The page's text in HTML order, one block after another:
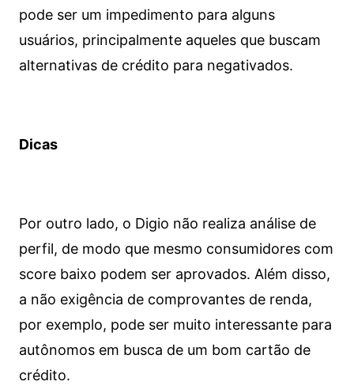
pode ser um impedimento para alguns
usuários, principalmente aqueles que buscam
alternativas de crédito para negativados.
Dicas
Por outro lado, o Digio não realiza análise de
perfil, de modo que mesmo consumidores com
score baixo podem ser aprovados. Além disso,
a não exigência de comprovantes de renda,
por exemplo, pode ser muito interessante para
autônomos em busca de um bom cartão de
crédito.